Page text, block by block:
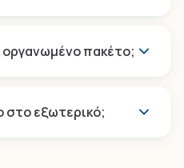
οργανωμένο πακέτο;
στο εξωτερικό;